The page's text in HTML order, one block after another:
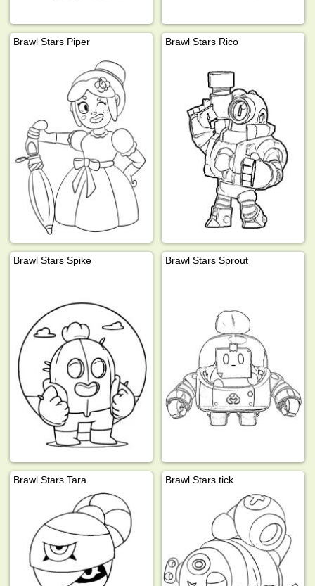
Brawl Stars Piper Brawl Stars Rico
Brawl Stars Spike Brawl Stars Sprout
Brawl Stars Tara Brawl Stars tick